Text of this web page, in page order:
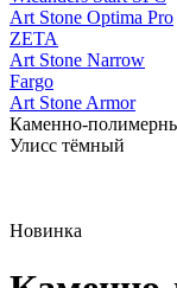
Art Stone Optima Pro
ZETA
Art Stone Narrow
Fargo
Art Stone Armor
Каменно-
Улисс тёмный
Новинка